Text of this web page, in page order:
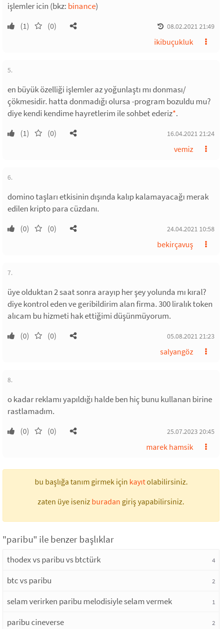
işlemler icin (bkz: binance)
(1) (0) 08.02.2021 21:49
ikibuçukluk
5.
en büyük özelliği işlemler az yoğunlaştı mı donması/
çökmesidir. hatta donmadığı olursa -program bozuldu mu?
diye kendi kendime hayretlerim ile sohbet ederiz*.
(1) (0) 16.04.2021 21:24
vemiz
6.
domino taşları etkisinin dışında kalıp kalamayacağı merak
edilen kripto para cüzdanı.
(0) (0) 24.04.2021 10:58
bekirçavuş
7.
üye olduktan 2 saat sonra arayıp her şey yolunda mı kıral?
diye kontrol eden ve geribildirim alan firma. 300 liralık token
alıcam bu hizmeti hak ettiğimi düşünmüyorum.
(0) (0) 05.08.2021 21:23
salyangöz
8.
o kadar reklamı yapıldığı halde ben hiç bunu kullanan birine
rastlamadım.
(0) (0) 25.07.2023 20:45
marek hamsik
bu başlığa tanım girmek için kayıtolabilirsiniz.
zaten üye iseniz buradan giriş yapabilirsiniz.
"paribu" ile benzer başlıklar
thodex vs paribu vs btctürk 4
btc vs paribu 2
selam verirken paribu melodisiyle selam vermek 1
paribu cineverse 2